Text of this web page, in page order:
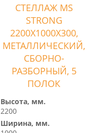
СТЕЛЛАЖ MS
STRONG
2200Х1000Х300,
МЕТАЛЛИЧЕСКИЙ,
СБОРНО-
РАЗБОРНЫЙ, 5
ПОЛОК
Высота, мм.
2200
Ширина, мм.